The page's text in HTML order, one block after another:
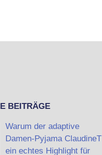
BEITRÄGE
Warum der adaptive
Damen-Pyjama ClaudineT
ein echtes Highlight für